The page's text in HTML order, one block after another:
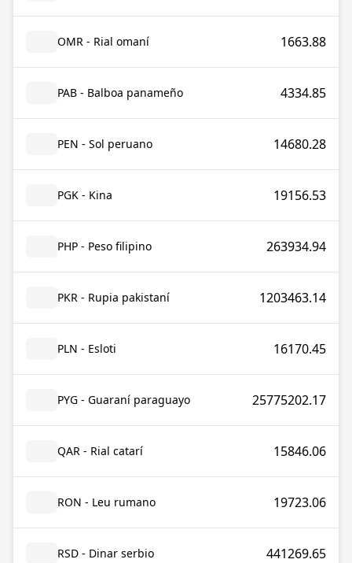
OMR - Rial omaní 1663.88
PAB - Balboa panameño 4334.85
PEN - Sol peruano 14680.28
PGK - Kina 19156.53
PHP - Peso filipino 263934.94
PKR - Rupia pakistaní 1203463.14
PLN - Esloti 16170.45
PYG - Guaraní paraguayo 25775202.17
QAR - Rial catarí 15846.06
RON - Leu rumano 19723.06
RSD - Dinar serbio 441269.65